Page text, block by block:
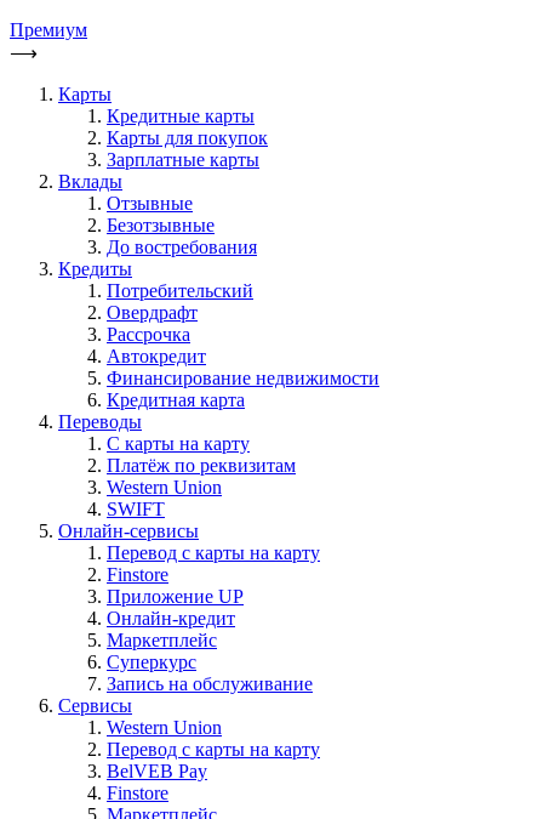
Премиум
⟶
Карты
Кредитные карты
Карты для покупок
Зарплатные карты
Вклады
Отзывные
Безотзывные
До востребования
Кредиты
Потребительский
Овердрафт
Рассрочка
Автокредит
Финансирование недвижимости
Кредитная карта
Переводы
С карты на карту
Платёж по реквизитам
Western Union
SWIFT
Онлайн-сервисы
Перевод с карты на карту
Finstore
Приложение UP
Онлайн-кредит
Маркетплейс
Суперкурс
Запись на обслуживание
Сервисы
Western Union
Перевод с карты на карту
BelVEB Pay
Finstore
Маркетплейс